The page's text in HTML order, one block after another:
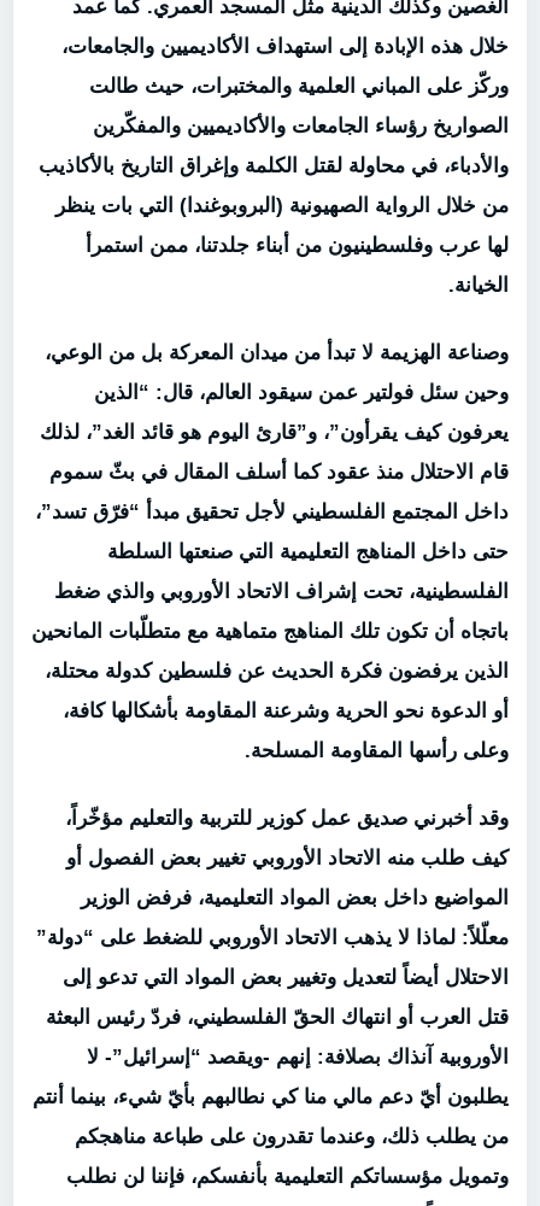
الغصين وكذلك الدينية مثل المسجد العمري. كما عمد
خلال هذه الإبادة إلى استهداف الأكاديميين والجامعات،
وركّز على المباني العلمية والمختبرات، حيث طالت
الصواريخ رؤساء الجامعات والأكاديميين والمفكّرين
والأدباء، في محاولة لقتل الكلمة وإغراق التاريخ بالأكاذيب
من خلال الرواية الصهيونية (البروبوغندا) التي بات ينظر
لها عرب وفلسطينيون من أبناء جلدتنا، ممن استمرأ
الخيانة.
وصناعة الهزيمة لا تبدأ من ميدان المعركة بل من الوعي،
وحين سئل فولتير عمن سيقود العالم، قال: “الذين
يعرفون كيف يقرأون”، و”قارئ اليوم هو قائد الغد”، لذلك
قام الاحتلال منذ عقود كما أسلف المقال في بثّ سموم
داخل المجتمع الفلسطيني لأجل تحقيق مبدأ “فرّق تسد”،
حتى داخل المناهج التعليمية التي صنعتها السلطة
الفلسطينية، تحت إشراف الاتحاد الأوروبي والذي ضغط
باتجاه أن تكون تلك المناهج متماهية مع متطلّبات المانحين
الذين يرفضون فكرة الحديث عن فلسطين كدولة محتلة،
أو الدعوة نحو الحرية وشرعنة المقاومة بأشكالها كافة،
وعلى رأسها المقاومة المسلحة.
وقد أخبرني صديق عمل كوزير للتربية والتعليم مؤخّراً،
كيف طلب منه الاتحاد الأوروبي تغيير بعض الفصول أو
المواضيع داخل بعض المواد التعليمية، فرفض الوزير
معلّلاً: لماذا لا يذهب الاتحاد الأوروبي للضغط على “دولة”
الاحتلال أيضاً لتعديل وتغيير بعض المواد التي تدعو إلى
قتل العرب أو انتهاك الحقّ الفلسطيني، فردّ رئيس البعثة
الأوروبية آنذاك بصلافة: إنهم -ويقصد “إسرائيل”- لا
يطلبون أيّ دعم مالي منا كي نطالبهم بأيّ شيء، بينما أنتم
من يطلب ذلك، وعندما تقدرون على طباعة مناهجكم
وتمويل مؤسساتكم التعليمية بأنفسكم، فإننا لن نطلب